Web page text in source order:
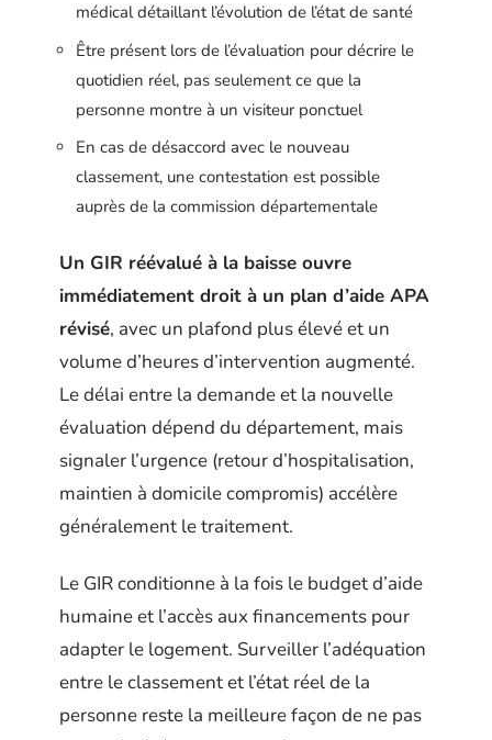
médical détaillant l’évolution de l’état de santé
Être présent lors de l’évaluation pour décrire le
quotidien réel, pas seulement ce que la
personne montre à un visiteur ponctuel
En cas de désaccord avec le nouveau
classement, une contestation est possible
auprès de la commission départementale
Un GIR réévalué à la baisse ouvre
immédiatement droit à un plan d’aide APA
révisé, avec un plafond plus élevé et un
volume d’heures d’intervention augmenté.
Le délai entre la demande et la nouvelle
évaluation dépend du département, mais
signaler l’urgence (retour d’hospitalisation,
maintien à domicile compromis) accélère
généralement le traitement.
Le GIR conditionne à la fois le budget d’aide
humaine et l’accès aux financements pour
adapter le logement. Surveiller l’adéquation
entre le classement et l’état réel de la
personne reste la meilleure façon de ne pas